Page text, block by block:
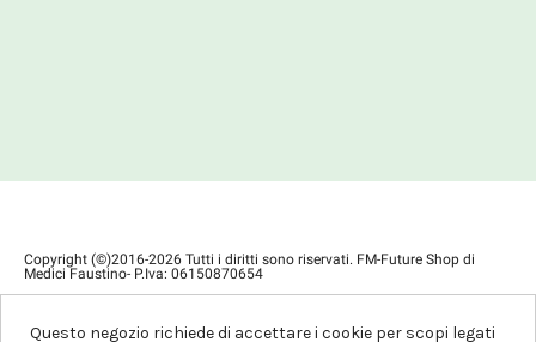
Copyright (©)2016-2026 Tutti i diritti sono riservati. FM-Future Shop di
Medici Faustino- P.Iva: 06150870654
Questo negozio richiede di accettare i cookie per scopi legati